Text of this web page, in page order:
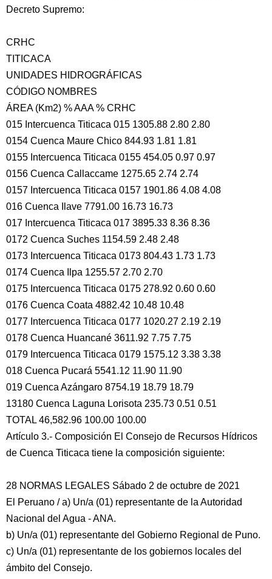
Decreto Supremo:
CRHC
TITICACA
UNIDADES HIDROGRÁFICAS
CÓDIGO NOMBRES
ÁREA (Km2) % AAA % CRHC
015 Intercuenca Titicaca 015 1305.88 2.80 2.80
0154 Cuenca Maure Chico 844.93 1.81 1.81
0155 Intercuenca Titicaca 0155 454.05 0.97 0.97
0156 Cuenca Callaccame 1275.65 2.74 2.74
0157 Intercuenca Titicaca 0157 1901.86 4.08 4.08
016 Cuenca Ilave 7791.00 16.73 16.73
017 Intercuenca Titicaca 017 3895.33 8.36 8.36
0172 Cuenca Suches 1154.59 2.48 2.48
0173 Intercuenca Titicaca 0173 804.43 1.73 1.73
0174 Cuenca Ilpa 1255.57 2.70 2.70
0175 Intercuenca Titicaca 0175 278.92 0.60 0.60
0176 Cuenca Coata 4882.42 10.48 10.48
0177 Intercuenca Titicaca 0177 1020.27 2.19 2.19
0178 Cuenca Huancané 3611.92 7.75 7.75
0179 Intercuenca Titicaca 0179 1575.12 3.38 3.38
018 Cuenca Pucará 5541.12 11.90 11.90
019 Cuenca Azángaro 8754.19 18.79 18.79
13180 Cuenca Laguna Lorisota 235.73 0.51 0.51
TOTAL 46,582.96 100.00 100.00
Artículo 3.- Composición El Consejo de Recursos Hídricos
de Cuenca Titicaca tiene la composición siguiente:
28 NORMAS LEGALES Sábado 2 de octubre de 2021
El Peruano / a) Un/a (01) representante de la Autoridad
Nacional del Agua - ANA.
b) Un/a (01) representante del Gobierno Regional de Puno.
c) Un/a (01) representante de los gobiernos locales del
ámbito del Consejo.